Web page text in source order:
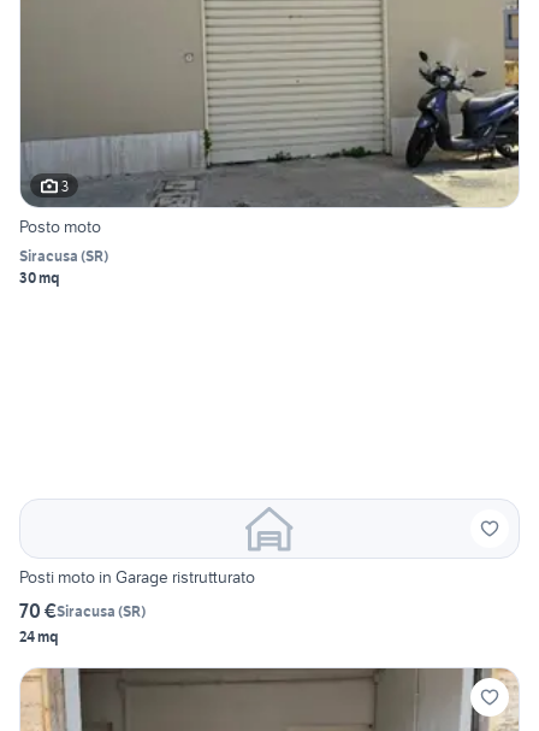
3
Posto moto
Siracusa (SR)
30 mq
Posti moto in Garage ristrutturato
70 €Siracusa (SR)
24 mq